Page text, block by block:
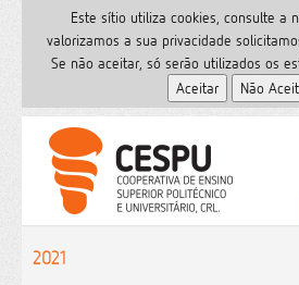
Este sítio utiliza cookies, consulte a
valorizamos a sua privacidade
Se não aceitar, só serão utilizados os
Início
2021